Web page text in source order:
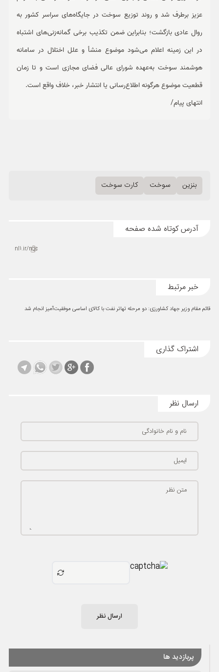
عزیز برطرف شد و روند توزیع سوخت در جایگاه‌های سراسر کشور به
روال عادی بازگشت؛ بنابراین ضمن تکذیب برخی گمانه‌زنی‌های اشتباه
در این زمینه اعلام می‌شود موضوع منشأ و علل اختلال در سامانه
هوشمند سوخت به‌عهده شورای عالی فضای مجازی است و تا زمان
قطعیت موضوع هرگونه اطلاع‌رسانی یا انتشار خبر، خلاف واقع است.
انتهای پیام/
بنزین سوخت کارت سوخت
آدرس کوتاه شده صفحه
nl1.ir/nqc
خبر مرتبط
قائم مقام وزیر جهاد کشاورزی: دو مرحله تهاتر نفت با کالای اساسی موفقیت‌آمیز انجام شد
اشتراک گذاری
ارسال نظر
نام و نام خانوادگی
ایمیل
متن نظر
ارسال نظر
پربازدید ها